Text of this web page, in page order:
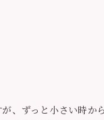
、ずっと小さい時から